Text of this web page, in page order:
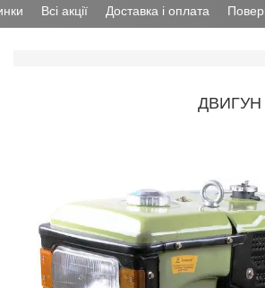
Всі акції Доставка і оплата
ДВИГУН